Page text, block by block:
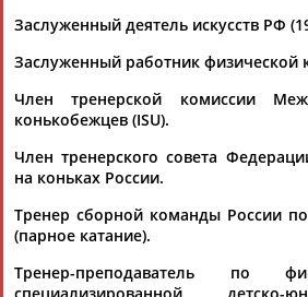
ТАБЛО АКТИВНОСТИ
ЦЕЛИ ПРОЕКТА КОНТАКТЫ
Вопросы сотрудничества и совместной
Заслуженный деятель искусств РФ
Заслуженный работник физической
Член тренерской комиссии
конькобежцев (ISU).
Член тренерского совета
на коньках России.
Тренер сборной команды России
(парное катание).
Тренер-преподаватель по